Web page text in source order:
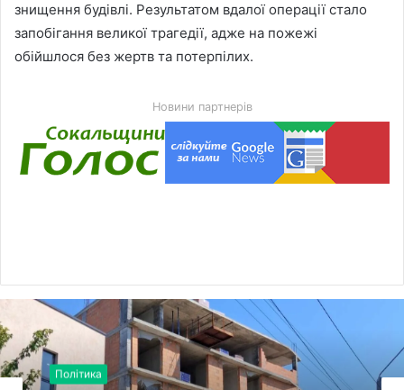
знищення будівлі. Результатом вдалої операції стало
запобігання великої трагедії, адже на пожежі
обійшлося без жертв та потерпілих.
Новини партнерів
Політика